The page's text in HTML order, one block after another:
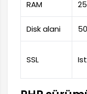
RAM
Disk alani
SSL